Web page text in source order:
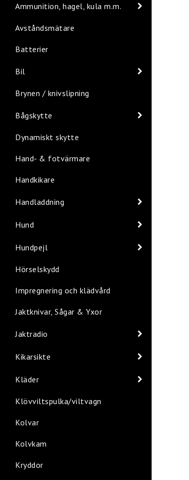
Ammunition, hagel, kula m.m.
Avståndsmätare
Batterier
Bil
Brynen / knivslipning
Bågskytte
Dynamiskt skytte
Hand- & fotvärmare
Handkikare
Handladdning
Hund
Hundpejl
Hörselskydd
Impregnering och klädvård
Jaktknivar, Sågar & Yxor
Jaktradio
Kikarsikte
Kläder
Klövviltspulka/viltvagn
Kolvar
Kolvkam
Kryddor